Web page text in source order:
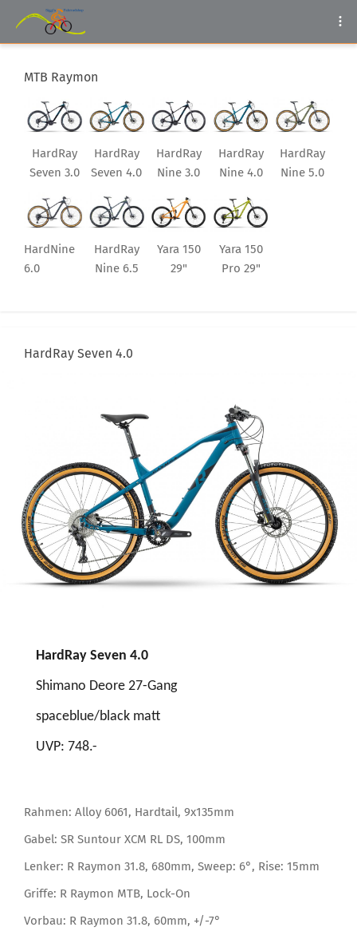
MTB Raymon
HardRay
Seven 3.0
HardNine
6.0
HardRay
Seven 4.0
HardRay
Nine 6.5
HardRay
Nine 3.0
Yara 150
29"
HardRay
Nine 4.0
Yara 150
Pro 29"
HardRay
Nine 5.0
HardRay Seven 4.0
HardRay Seven 4.0
Shimano Deore 27-Gang
spaceblue/black matt
UVP: 748.-
Rahmen: Alloy 6061, Hardtail, 9x135mm
Gabel: SR Suntour XCM RL DS, 100mm
Lenker: R Raymon 31.8, 680mm, Sweep: 6°, Rise: 15mm
Griffe: R Raymon MTB, Lock-On
Vorbau: R Raymon 31.8, 60mm, +/-7°